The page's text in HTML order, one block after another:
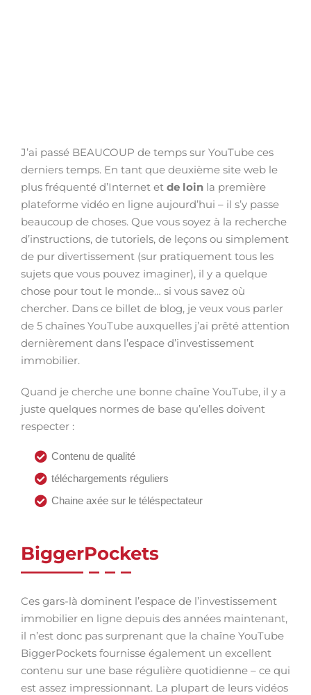
J’ai passé BEAUCOUP de temps sur YouTube ces
derniers temps. En tant que deuxième site web le
plus fréquenté d’Internet et de loin la première
plateforme vidéo en ligne aujourd’hui – il s’y passe
beaucoup de choses. Que vous soyez à la recherche
d’instructions, de tutoriels, de leçons ou simplement
de pur divertissement (sur pratiquement tous les
sujets que vous pouvez imaginer), il y a quelque
chose pour tout le monde… si vous savez où
chercher. Dans ce billet de blog, je veux vous parler
de 5 chaînes YouTube auxquelles j’ai prêté attention
dernièrement dans l’espace d’investissement
immobilier.
Quand je cherche une bonne chaîne YouTube, il y a
juste quelques normes de base qu’elles doivent
respecter :
Contenu de qualité
téléchargements réguliers
Chaine axée sur le téléspectateur
BiggerPockets
Ces gars-là dominent l’espace de l’investissement
immobilier en ligne depuis des années maintenant,
il n’est donc pas surprenant que la chaîne YouTube
BiggerPockets fournisse également un excellent
contenu sur une base régulière quotidienne – ce qui
est assez impressionnant. La plupart de leurs vidéos